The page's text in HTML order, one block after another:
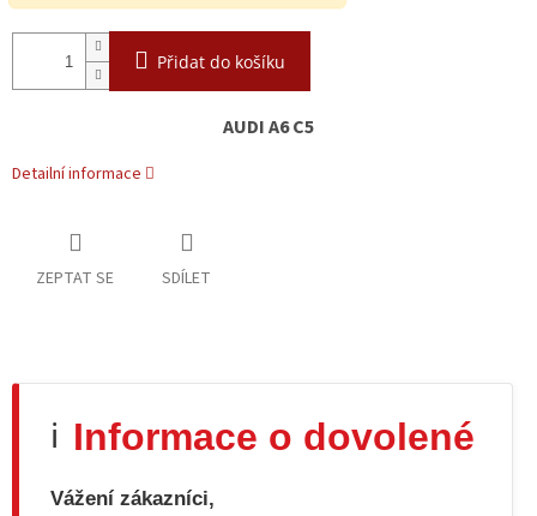
Přidat do košíku
AUDI A6 C5
Detailní informace
ZEPTAT SE SDÍLET
ℹ️ Informace o dovolené
Vážení zákazníci,